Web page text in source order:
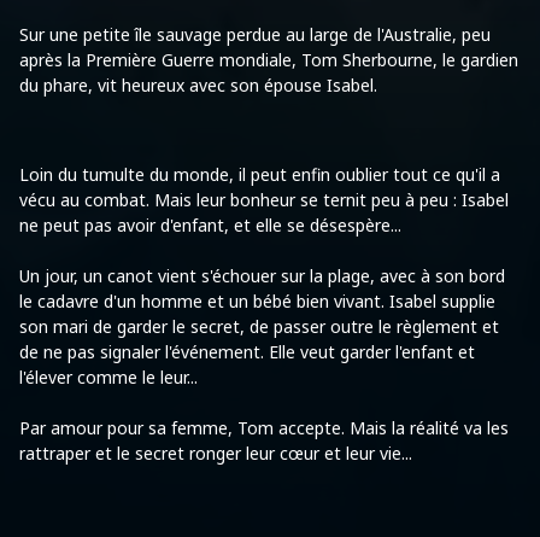
Sur une petite île sauvage perdue au large de l'Australie, peu
après la Première Guerre mondiale, Tom Sherbourne, le gardien
du phare, vit heureux avec son épouse Isabel.
Loin du tumulte du monde, il peut enfin oublier tout ce qu'il a
vécu au combat. Mais leur bonheur se ternit peu à peu : Isabel
ne peut pas avoir d'enfant, et elle se désespère...
Un jour, un canot vient s'échouer sur la plage, avec à son bord
le cadavre d'un homme et un bébé bien vivant. Isabel supplie
son mari de garder le secret, de passer outre le règlement et
de ne pas signaler l'événement. Elle veut garder l'enfant et
l'élever comme le leur...
Par amour pour sa femme, Tom accepte. Mais la réalité va les
rattraper et le secret ronger leur cœur et leur vie...